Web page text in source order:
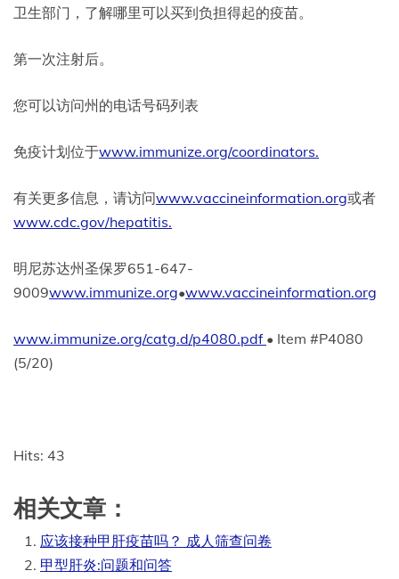
卫生部门，了解哪里可以买到负担得起的疫苗。
第一次注射后。
您可以访问州的电话号码列表
免疫计划位于www.immunize.org/coordinators.
有关更多信息，请访问www.vaccineinformation.org或者
www.cdc.gov/hepatitis.
明尼苏达州圣保罗651-647-
9009www.immunize.org•www.vaccineinformation.org
www.immunize.org/catg.d/p4080.pdf • Item #P4080
(5/20)
Hits: 43
相关文章：
应该接种甲肝疫苗吗？ 成人筛查问卷
甲型肝炎:问题和问答